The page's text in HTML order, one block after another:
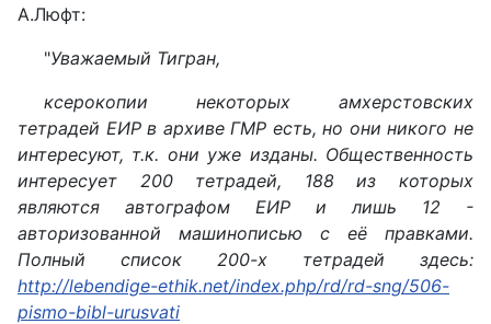
А.Люфт:
"Уважаемый Тигран,
ксерокопии некоторых амхерстовских
тетрадей ЕИР в архиве ГМР есть, но они никого не
интересуют, т.к. они уже изданы. Общественность
интересует 200 тетрадей, 188 из которых
являются автографом ЕИР и лишь 12 -
авторизованной машинописью с её правками.
Полный список 200-х тетрадей здесь:
http://lebendige-ethik.net/index.php/rd/rd-sng/506-
pismo-bibl-urusvati